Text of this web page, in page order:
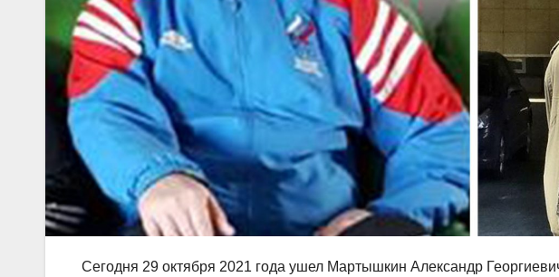
Сегодня 29 октября 2021 года ушел Мартышкин Александр